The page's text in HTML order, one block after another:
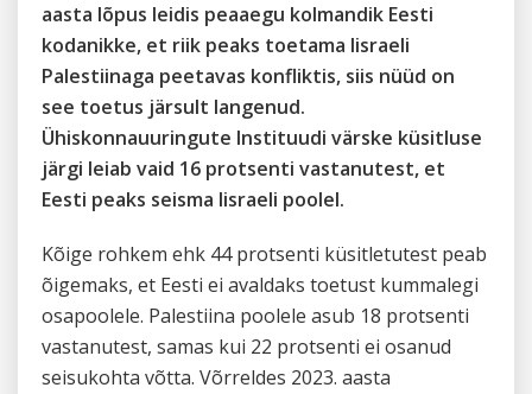
aasta lõpus leidis peaaegu kolmandik Eesti
kodanikke, et riik peaks toetama Iisraeli
Palestiinaga peetavas konfliktis, siis nüüd on
see toetus järsult langenud.
Ühiskonnauuringute Instituudi värske küsitluse
järgi leiab vaid 16 protsenti vastanutest, et
Eesti peaks seisma Iisraeli poolel.
Kõige rohkem ehk 44 protsenti küsitletutest peab
õigemaks, et Eesti ei avaldaks toetust kummalegi
osapoolele. Palestiina poolele asub 18 protsenti
vastanutest, samas kui 22 protsenti ei osanud
seisukohta võtta. Võrreldes 2023. aasta